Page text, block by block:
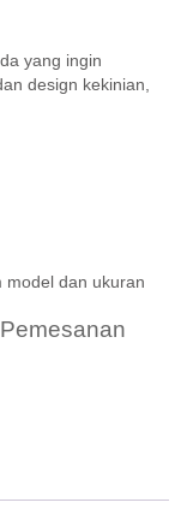
yang ingin
design kekinian,
model dan ukuran